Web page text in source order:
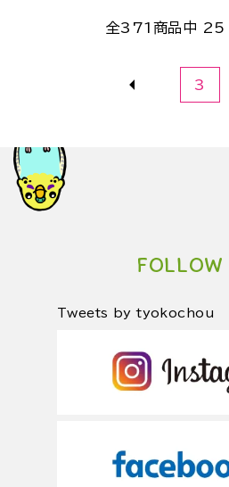
全371 商品中 25
3
FOLLOW
Tweets by tyokochou